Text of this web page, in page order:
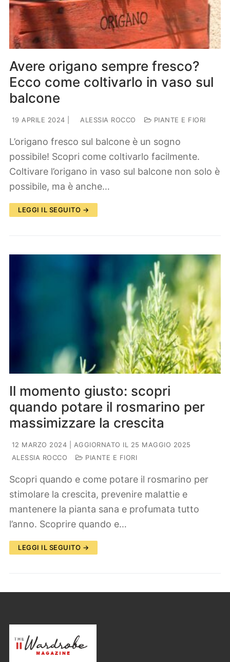
Avere origano sempre fresco?
Ecco come coltivarlo in vaso sul
balcone
19 APRILE 2024 ALESSIA ROCCO PIANTE E FIORI
L’origano fresco sul balcone è un sogno
possibile! Scopri come coltivarlo facilmente.
Coltivare l’origano in vaso sul balcone non solo è
possibile, ma è anche…
LEGGI IL SEGUITO →
Il momento giusto: scopri
quando potare il rosmarino per
massimizzare la crescita
12 MARZO 2024 | AGGIORNATO IL 25 MAGGIO 2025
ALESSIA ROCCO
PIANTE E FIORI
Scopri quando e come potare il rosmarino per
stimolare la crescita, prevenire malattie e
mantenere la pianta sana e profumata tutto
l’anno. Scoprire quando e…
LEGGI IL SEGUITO →